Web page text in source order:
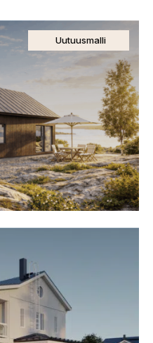
Uutuusmalli